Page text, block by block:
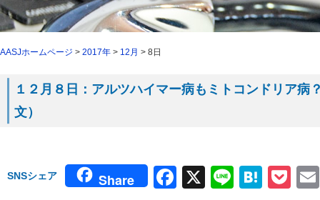
AASJホームページ > 2017年 > 12月 > 8日
１２月８日：アルツハイマー病もミトコンドリア病
文）
SNSシェア Share Facebook
X Line